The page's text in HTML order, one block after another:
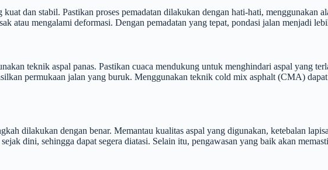
dan stabil. Pastikan proses pemadatan dilakukan dengan hati-hati, menggunakan
atau mengalami deformasi. Dengan pemadatan yang tepat, pondasi jalan menjadi
teknik aspal panas. Pastikan cuaca mendukung untuk menghindari aspal yang
permukaan jalan yang buruk. Menggunakan teknik cold mix asphalt (CMA)
dilakukan dengan benar. Memantau kualitas aspal yang digunakan, ketebalan
dini, sehingga dapat segera diatasi. Selain itu, pengawasan yang baik akan